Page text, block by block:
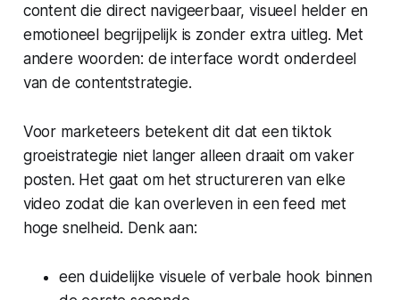
content die direct navigeerbaar, visueel helder en
emotioneel begrijpelijk is zonder extra uitleg. Met
andere woorden: de interface wordt onderdeel
van de contentstrategie.
Voor marketeers betekent dit dat een tiktok
groeistrategie niet langer alleen draait om vaker
posten. Het gaat om het structureren van elke
video zodat die kan overleven in een feed met
hoge snelheid. Denk aan:
een duidelijke visuele of verbale hook binnen